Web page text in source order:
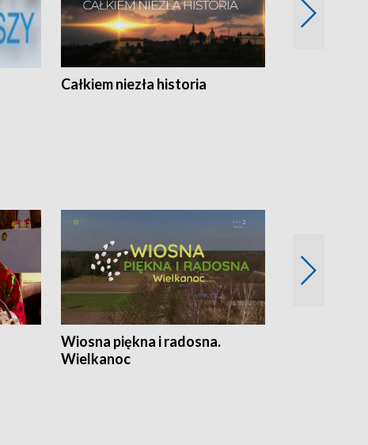
Całkiem niezła historia
Wiosna piękna i radosna.
Wielkanoc